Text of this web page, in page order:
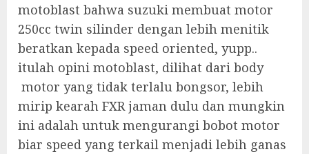
motoblast bahwa suzuki membuat motor
250cc twin silinder dengan lebih menitik
beratkan kepada speed oriented, yupp..
itulah opini motoblast, dilihat dari body
motor yang tidak terlalu bongsor, lebih
mirip kearah FXR jaman dulu dan mungkin
ini adalah untuk mengurangi bobot motor
biar speed yang terkail menjadi lebih ganas